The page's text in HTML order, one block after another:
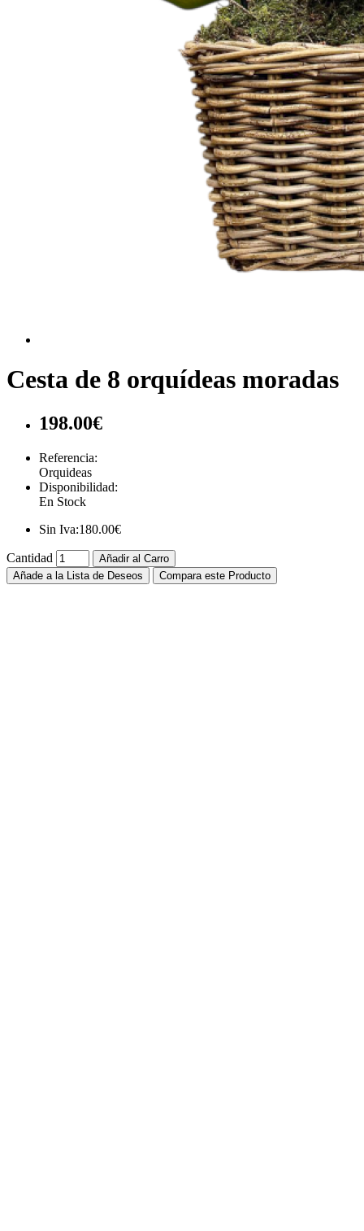
Cesta de 8 orquídeas moradas
198.00€
Referencia:
Orquideas
Disponibilidad:
En Stock
Sin Iva:180.00€
Cantidad
Añadir al Carro
Añade a la Lista de Deseos
Compara este Producto